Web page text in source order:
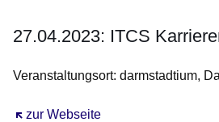
27.04.2023: ITCS
Veranstaltungsort: darmstadtium,
zur Webseite
Öffnet sich in einem neuen Fenster